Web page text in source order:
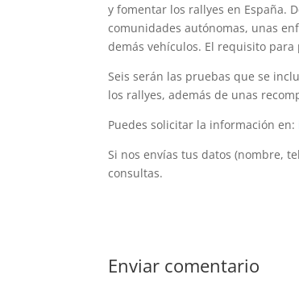
y fomentar los rallyes en España.
comunidades autónomas, unas
demás vehículos. El requisito
Seis serán las pruebas que se
los rallyes, además de unas
Puedes solicitar la información en:
Si nos envías tus datos (nombre,
consultas.
Enviar comentario